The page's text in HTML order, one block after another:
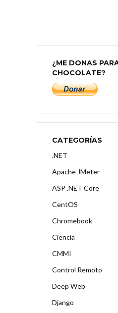
¿ME DONAS
CHOCOLATE?
CATEGORÍAS
.NET
Apache JMeter
ASP .NET Core
CentOS
Chromebook
Ciencia
CMMI
Control Remoto
Deep Web
Django